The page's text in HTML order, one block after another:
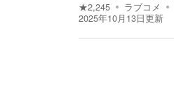
★2,245 ラブコメ
2025年10月13日更新